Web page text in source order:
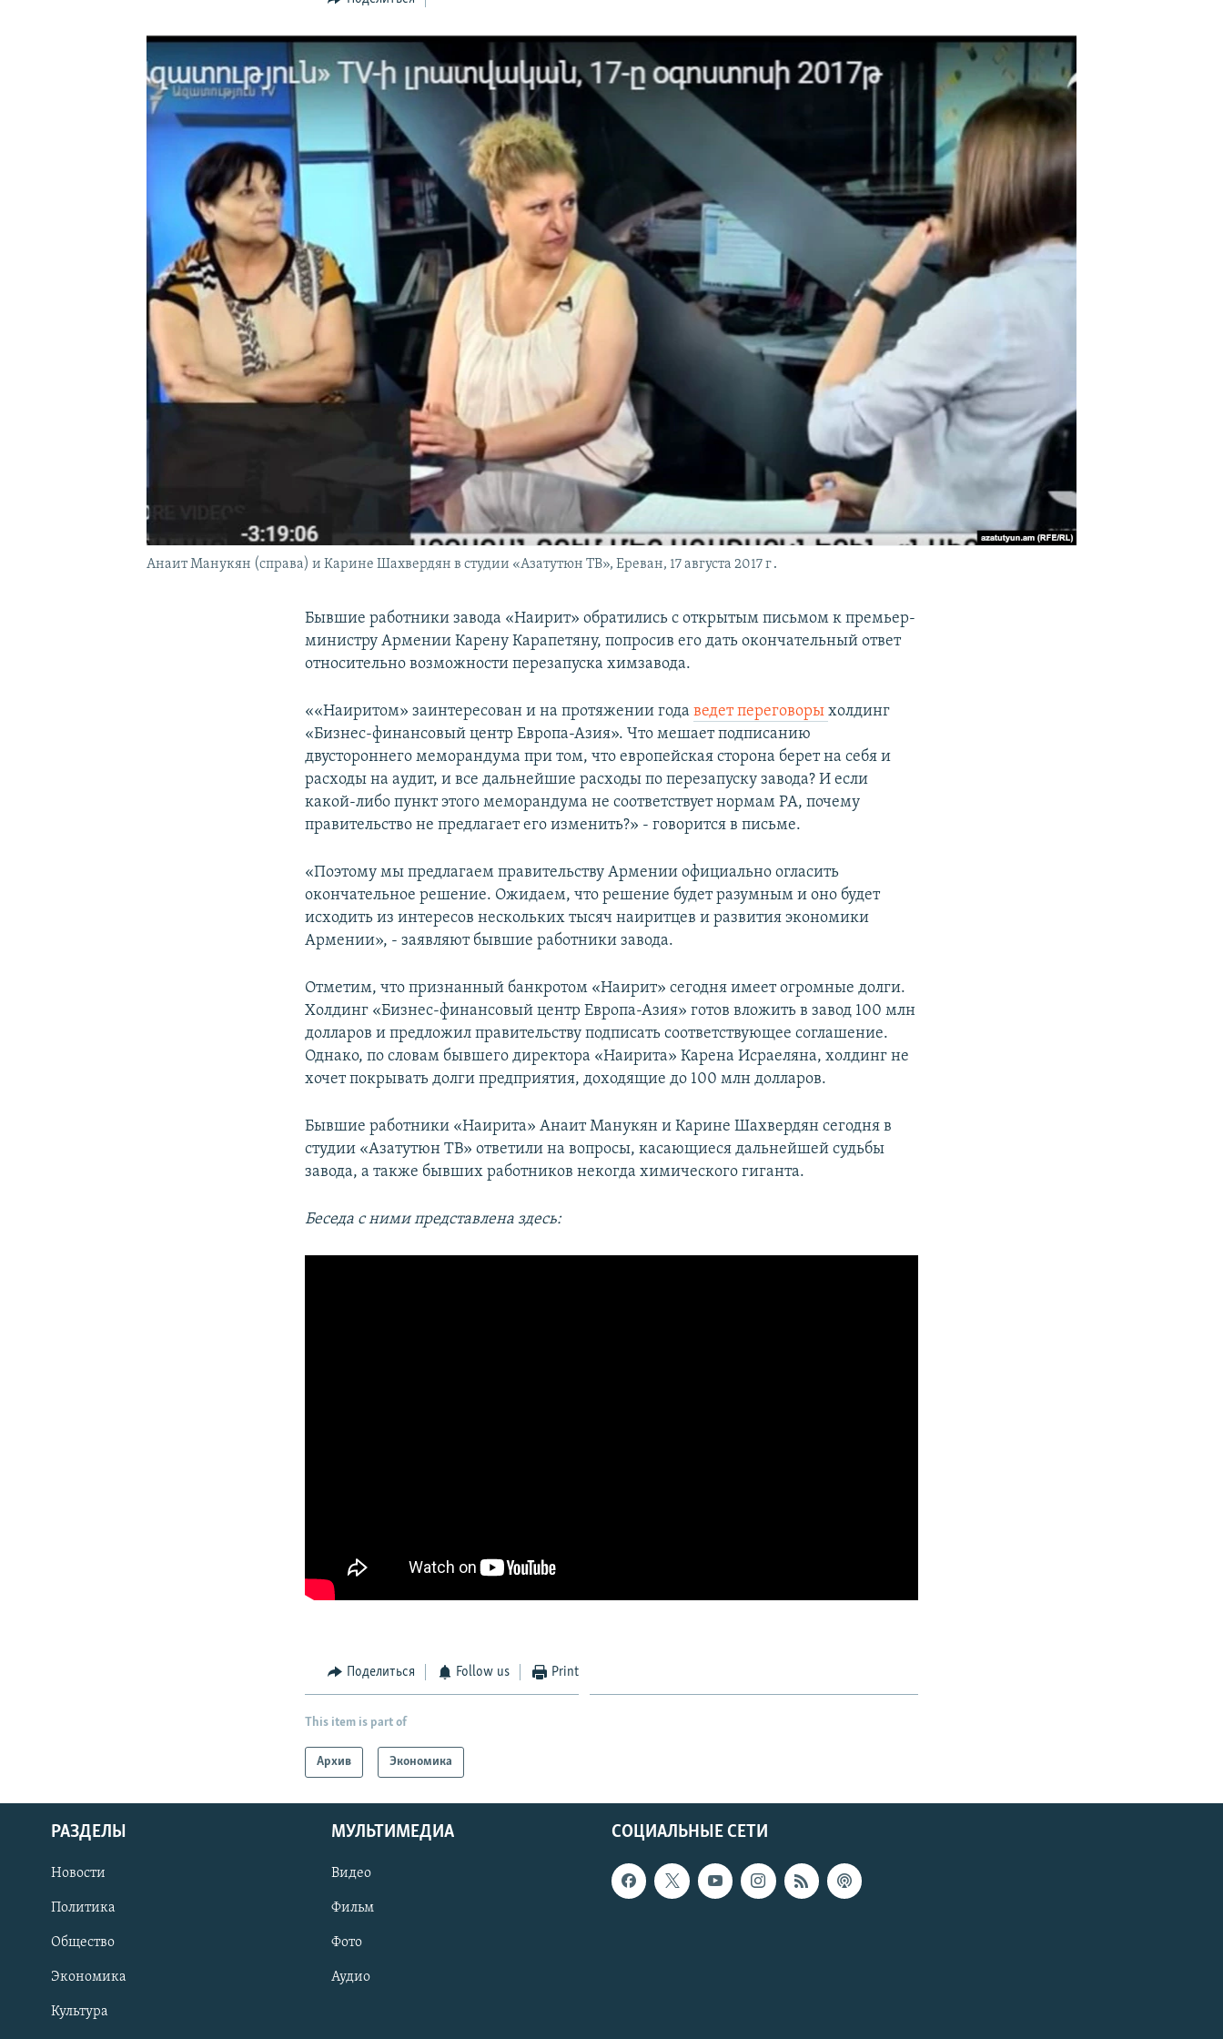
Анаит Манукян (справа) и Карине Шахвердян в студии «Азатутюн ТВ», Ереван, 17 августа 2017 г․
Бывшие работники завода «Наирит» обратились с открытым письмом к премьер-
министру Армении Карену Карапетяну, попросив его дать окончательный ответ
относительно возможности перезапуска химзавода.
««Наиритом» заинтересован и на протяжении годаведет переговорыхолдинг
«Бизнес-финансовый центр Европа-Азия». Что мешает подписанию
двустороннего меморандума при том, что европейская сторона берет на себя и
расходы на аудит, и все дальнейшие расходы по перезапуску завода? И если
какой-либо пункт этого меморандума не соответствует нормам РА, почему
правительство не предлагает его изменить?» - говорится в письме.
«Поэтому мы предлагаем правительству Армении официально огласить
окончательное решение. Ожидаем, что решение будет разумным и оно будет
исходить из интересов нескольких тысяч наиритцев и развития экономики
Армении», - заявляют бывшие работники завода.
Отметим, что признанный банкротом «Наирит» сегодня имеет огромные долги.
Холдинг «Бизнес-финансовый центр Европа-Азия» готов вложить в завод 100 млн
долларов и предложил правительству подписать соответствующее соглашение.
Однако, по словам бывшего директора «Наирита» Карена Исраеляна, холдинг не
хочет покрывать долги предприятия, доходящие до 100 млн долларов.
Бывшие работники «Наирита» Анаит Манукян и Карине Шахвердян сегодня в
студии «Азатутюн ТВ» ответили на вопросы, касающиеся дальнейшей судьбы
завода, а также бывших работников некогда химического гиганта.
Беседа с ними представлена здесь:
Поделиться Follow us Print
This item is part of
Архив Экономика
СОЦИАЛЬНЫЕ СЕТИ
РАЗДЕЛЫ
Новости
Политика
Общество
Экономика
Культура
МУЛЬТИМЕДИА
Видео
Фильм
Фото
Аудио